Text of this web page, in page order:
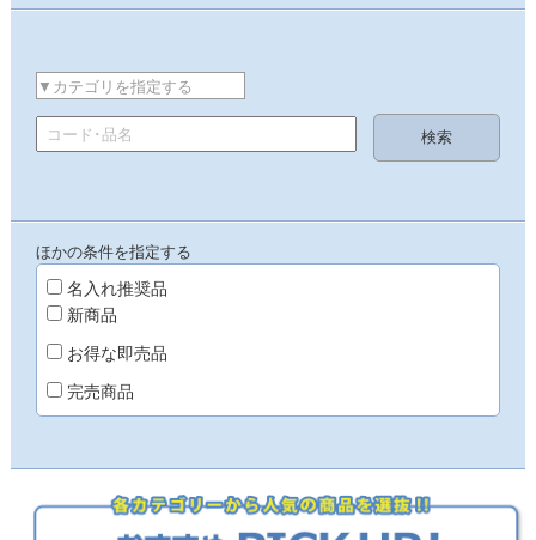
▼カテゴリを指定する
ほかの条件を指定する
名入れ推奨品
新商品
お得な即売品
完売商品